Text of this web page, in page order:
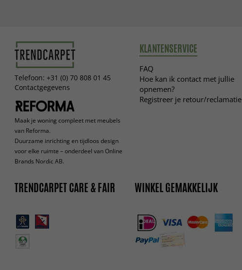
Telefoon: +31 (0) 70 808 01 45
Contactgegevens
Maak je woning compleet met meubels
van Reforma.
Duurzame inrichting en tijdloos design
voor elke ruimte – onderdeel van Online
Brands Nordic AB.
KLANTENSERVICE
FAQ
Hoe kan ik contact met jullie
opnemen?
Registreer je retour/reclamatie
TRENDCARPET CARE & FAIR WINKEL GEMAKKELIJK